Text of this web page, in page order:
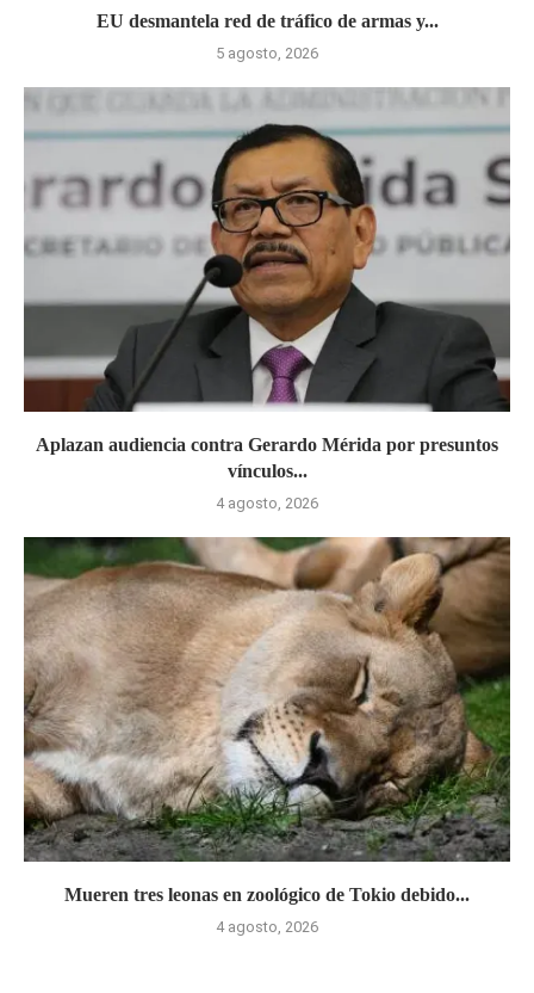
EU desmantela red de tráfico de armas y...
5 agosto, 2026
Aplazan audiencia contra Gerardo Mérida por presuntos
vínculos...
4 agosto, 2026
Mueren tres leonas en zoológico de Tokio debido...
4 agosto, 2026